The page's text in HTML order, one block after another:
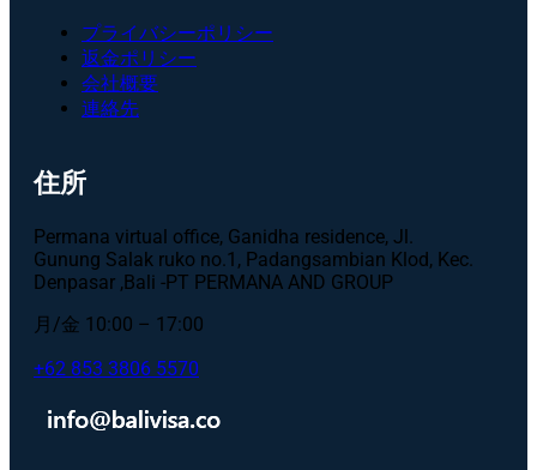
プライバシーポリシー
返金ポリシー
会社概要
連絡先
住所
Permana virtual office, Ganidha residence, Jl.
Gunung Salak ruko no.1, Padangsambian Klod, Kec.
Denpasar ,Bali -PT PERMANA AND GROUP
月/金 10:00 – 17:00
+62 853 3806 5570